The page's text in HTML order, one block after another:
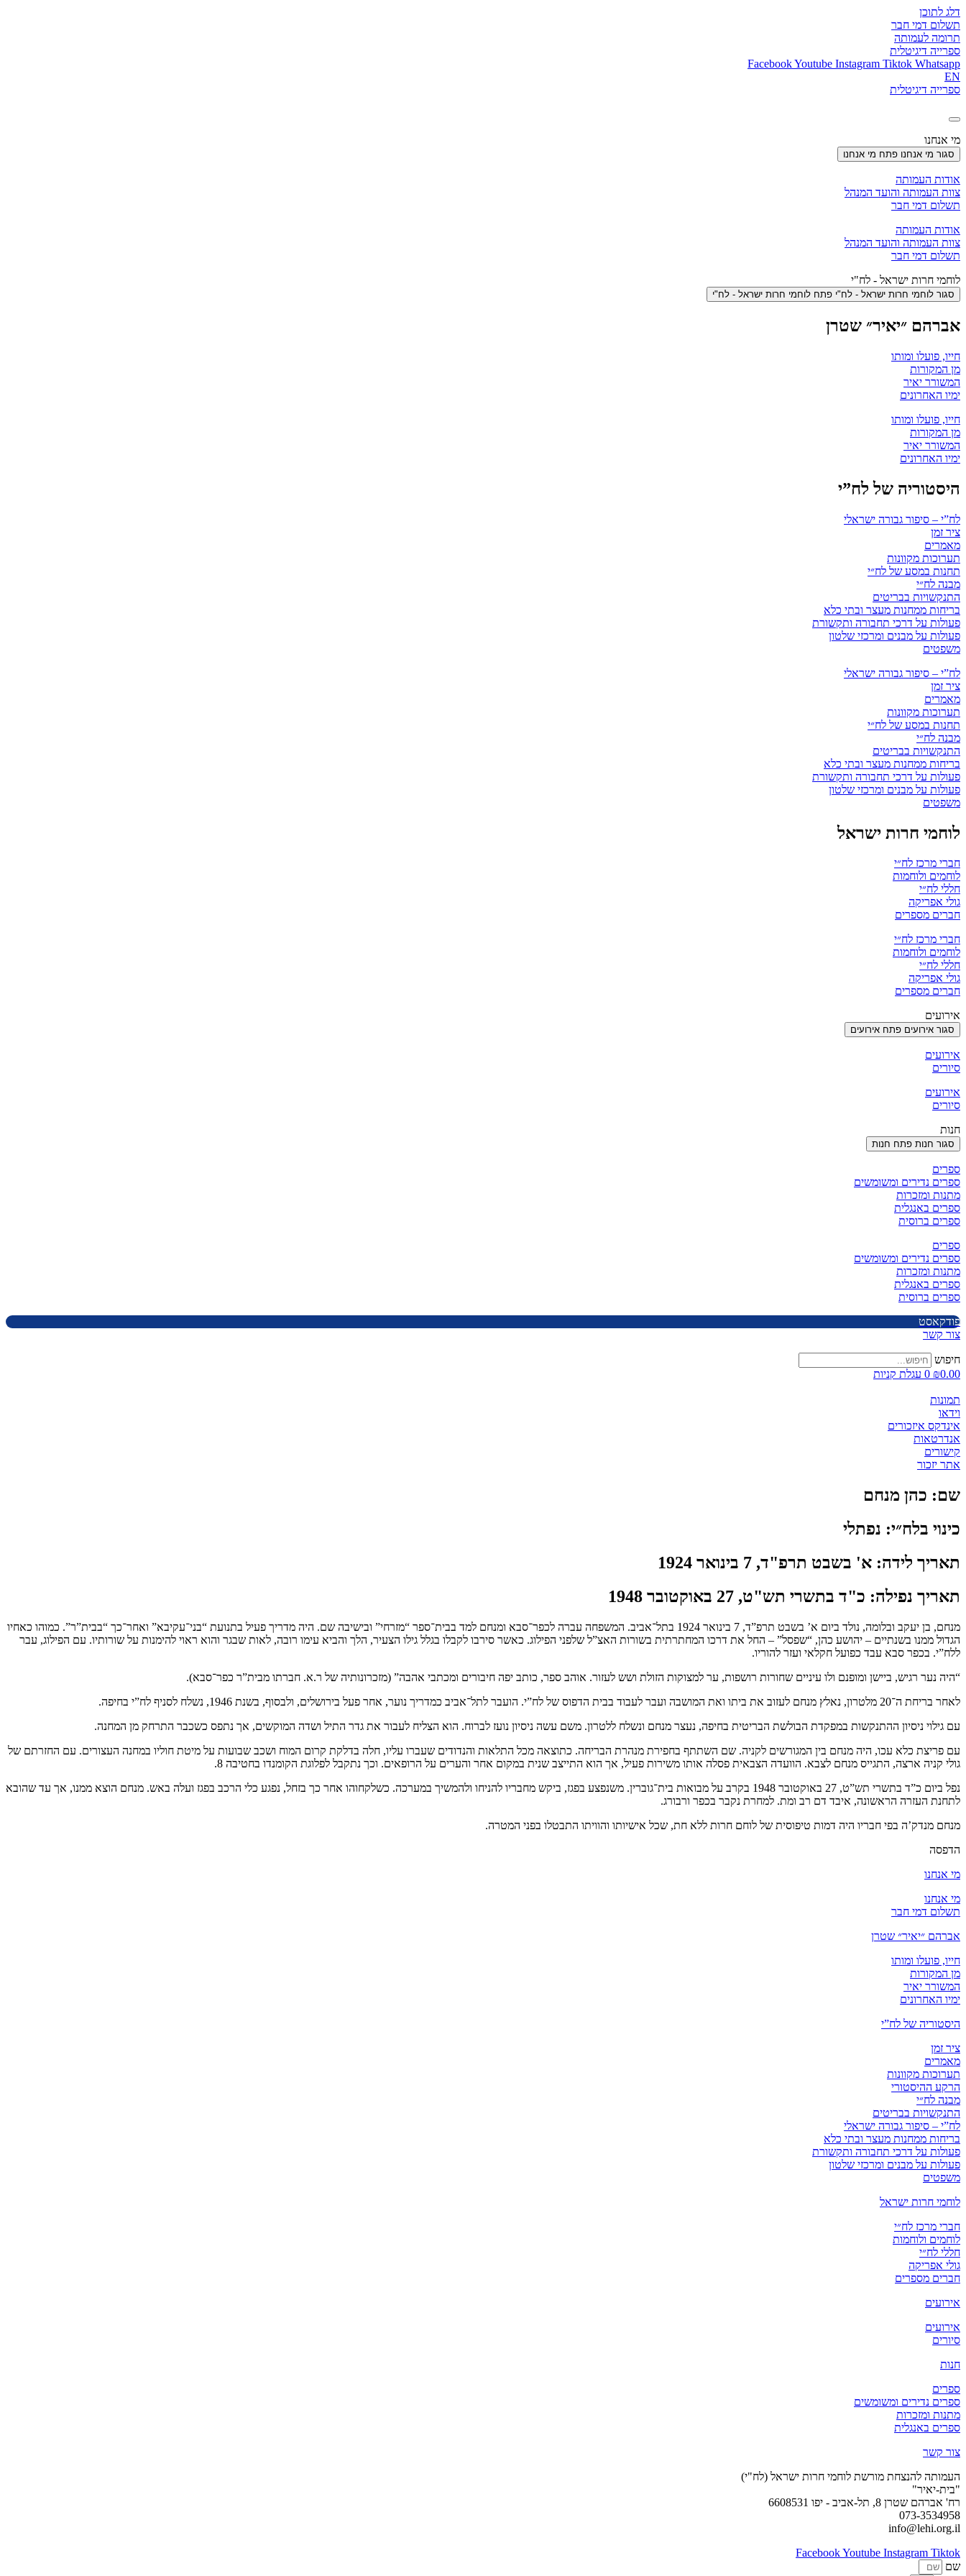
דלג לתוכן
תשלום דמי חבר
תרומה לעמותה
ספרייה דיגיטלית
FacebookYoutube Instagram Tiktok Whatsapp
EN
ספרייה דיגיטלית
מי אנחנו
סגור מי אנחנו פתח מי אנחנו
אודות העמותה
צוות העמותה והועד המנהל
תשלום דמי חבר
אודות העמותה
צוות העמותה והועד המנהל
תשלום דמי חבר
לוחמי חרות ישראל - לח"י
סגור לוחמי חרות ישראל - לח"י פתח לוחמי חרות ישראל - לח"י
אברהם ״יאיר״ שטרן
חייו, פועלו ומותו
מן המקורות
המשורר יאיר
ימיו האחרונים
חייו, פועלו ומותו
מן המקורות
המשורר יאיר
ימיו האחרונים
היסטוריה של לח”י
לח”י – סיפור גבורה ישראלי
ציר זמן
מאמרים
תערוכות מקוונות
תחנות במסע של לח״י
מבנה לח״י
התנקשויות בבריטים
בריחות ממחנות מעצר ובתי כלא
פעולות על דרכי תחבורה ותקשורת
פעולות על מבנים ומרכזי שלטון
משפטים
לח”י – סיפור גבורה ישראלי
ציר זמן
מאמרים
תערוכות מקוונות
תחנות במסע של לח״י
מבנה לח״י
התנקשויות בבריטים
בריחות ממחנות מעצר ובתי כלא
פעולות על דרכי תחבורה ותקשורת
פעולות על מבנים ומרכזי שלטון
משפטים
לוחמי חרות ישראל
חברי מרכז לח״י
לוחמים ולוחמות
חללי לח״י
גולי אפריקה
חברים מספרים
חברי מרכז לח״י
לוחמים ולוחמות
חללי לח״י
גולי אפריקה
חברים מספרים
אירועים
סגור אירועים פתח אירועים
אירועים
סיורים
אירועים
סיורים
חנות
סגור חנות פתח חנות
ספרים
ספרים נדירים ומשומשים
מתנות ומזכרות
ספרים באנגלית
ספרים ברוסית
ספרים
ספרים נדירים ומשומשים
מתנות ומזכרות
ספרים באנגלית
ספרים ברוסית
פודקאסט
צור קשר
חיפוש
₪0.00
0 עגלת קניות
תמונות
וידאו
אינדקס איזכורים
אנדרטאות
קישורים
אתר יזכור
שם: כהן מנחם
כינוי בלח״י: נפתלי
תאריך לידה: א' בשבט תרפ"ד, 7 בינואר 1924
תאריך נפילה: כ"ד בתשרי תש"ט, 27 באוקטובר 1948
מנחם, בן יעקב ובלומה, נולד ביום א’ בשבט תרפ”ד, 7 בינואר 1924 בתל־אביב. המשפחה עברה לכפר־סבא ומנחם למד בבית־ספר “מזרחי” ובישיבה שם. היה מדריך פעיל בתנועת “בני־עקיבא” ואחר־כך “בבית”ר”. כמוהו כאחיו
הגדול ממנו בשנתיים – יהושע כהן, “שפסל” – החל את דרכו המחתרתית בשורות האצ”ל שלפני הפילוג. כאשר סירבו לקבלו בגלל גילו הצעיר, הלך והביא עימו רובה, לאות שבגר והוא ראוי להימנות על שורותיו. עם הפילוג, עבר
ללח”י. בכפר סבא עבד כפועל חקלאי ועזר להוריו.
“היה נער רגיש, ביישן ומופנם ולו עיניים שחורות רושפות, ער למצוקות הזולת ושש לעזור. אוהב ספר, כותב יפה חיבורים ומכתבי אהבה” (מזכרונותיה של ר.א. חברתו מבית”ר כפר־סבא).
לאחר בריחת ה־20 מלטרון, נאלץ מנחם לעזוב את ביתו ואת המושבה ועבר לעבוד בבית הדפוס של לח”י. הועבר לתל־אביב כמדריך נוער, אחר פעל בירושלים, ולבסוף, בשנת 1946, נשלח לסניף לח”י בחיפה.
עם גילוי ניסיון ההתנקשות במפקדת הבולשת הבריטית בחיפה, נעצר מנחם ונשלח ללטרון. משם עשה ניסיון נועז לברוח. הוא הצליח לעבור את גדר התיל ושדה המוקשים, אך נתפס כשכבר התרחק מן המחנה.
עם פריצת כלא עכו, היה מנחם בין המגורשים לקניה. שם השתתף בחפירת מנהרת הבריחה. כתוצאה מכל התלאות והנדודים שעברו עליו, חלה בדלקת קרום המוח ושכב שבועות על מיטת חוליו במחנה העצורים. עם החזרתם של
גולי קניה ארצה, התגייס מנחם לצבא. הוועדה הצבאית פסלה אותו משירות פעיל, אך הוא התייצב שנית במקום אחר והערים על הרופאים. וכך נתקבל לפלוגת הקומנדו בחטיבה 8.
נפל ביום כ”ד בתשרי תש”ט, 27 באוקטובר 1948 בקרב על מבואות בית־גוברין. משנפצע בפגז, ביקש מחבריו להניחו ולהמשיך במערכה. כשלקחוהו אחר כך בזחל, נפגע כלי הרכב בפגז ועלה באש. מנחם הוצא ממנו, אך עד שהובא
לתחנת העזרה הראשונה, איבד דם רב ומת. למחרת נקבר בכפר ורבורג.
מנחם מנדק’ה בפי חבריו היה דמות טיפוסית של לוחם חרות ללא חת, שכל אישיותו והוויתו התבטלו בפני המטרה.
הדפסה
מי אנחנו
מי אנחנו
תשלום דמי חבר
אברהם ״יאיר״ שטרן
חייו, פועלו ומותו
מן המקורות
המשורר יאיר
ימיו האחרונים
היסטוריה של לח”י
ציר זמן
מאמרים
תערוכות מקוונות
הרקע ההיסטורי
מבנה לח״י
התנקשויות בבריטים
לח”י – סיפור גבורה ישראלי
בריחות ממחנות מעצר ובתי כלא
פעולות על דרכי תחבורה ותקשורת
פעולות על מבנים ומרכזי שלטון
משפטים
לוחמי חרות ישראל
חברי מרכז לח״י
לוחמים ולוחמות
חללי לח״י
גולי אפריקה
חברים מספרים
אירועים
אירועים
סיורים
חנות
ספרים
ספרים נדירים ומשומשים
מתנות ומזכרות
ספרים באנגלית
צור קשר
העמותה להנצחת מורשת לוחמי חרות ישראל (לח"י)
"בית-יאיר"
רח' אברהם שטרן 8, תל-אביב - יפו 6608531
073-3534958
info@lehi.org.il
FacebookYoutube Instagram Tiktok
שם